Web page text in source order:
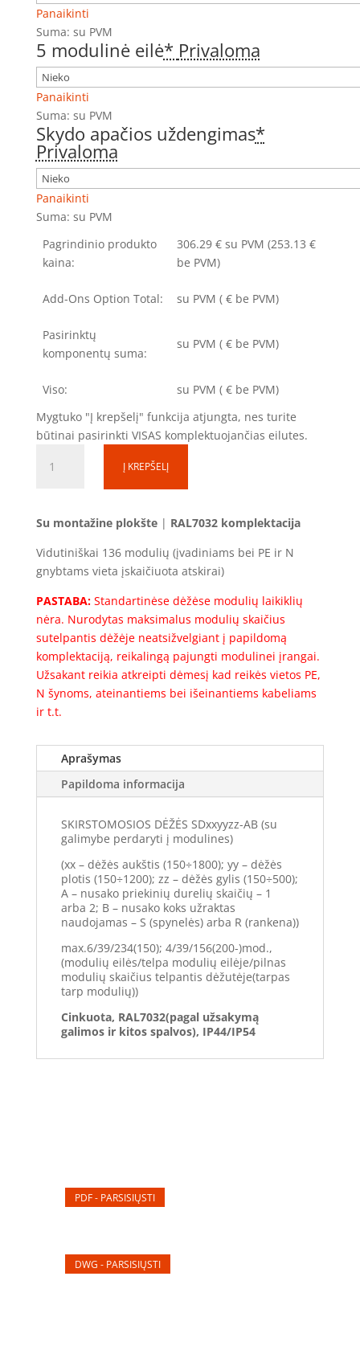
Panaikinti
Suma: su PVM
5 modulinė eilė* Privaloma
Panaikinti
Suma: su PVM
Skydo apačios uždengimas*
Privaloma
Panaikinti
Suma: su PVM
Pagrindinio produkto
kaina:
306.29 € su PVM (253.13 €
be PVM)
Add-Ons Option Total: su PVM ( € be PVM)
Pasirinktų
komponentų suma:
su PVM ( € be PVM)
Viso: su PVM ( € be PVM)
Mygtuko "Į krepšelį" funkcija atjungta, nes turite
būtinai pasirinkti VISAS komplektuojančias eilutes.
kiekis:
SD100830-
1S-
(136mod.)
(1000x800x300)
Komplektacija
Į KREPŠELĮ
Su montažine plokšte| RAL7032 komplektacija
Vidutiniškai 136 modulių (įvadiniams bei PE ir N
gnybtams vieta įskaičiuota atskirai)
PASTABA:Standartinėse dėžėse modulių laikiklių
nėra. Nurodytas maksimalus modulių skaičius
sutelpantis dėžėje neatsižvelgiant į papildomą
komplektaciją, reikalingą pajungti modulinei įrangai.
Užsakant reikia atkreipti dėmesį kad reikės vietos PE,
N šynoms, ateinantiems bei išeinantiems kabeliams
ir t.t.
Aprašymas
Papildoma informacija
SKIRSTOMOSIOS DĖŽĖS SDxxyyzz-AB (su
galimybe perdaryti į modulines)
(xx – dėžės aukštis (150÷1800); yy – dėžės
plotis (150÷1200); zz – dėžės gylis (150÷500);
A – nusako priekinių durelių skaičių – 1
arba 2; B – nusako koks užraktas
naudojamas – S (spynelės) arba R (rankena))
max.6/39/234(150); 4/39/156(200-)mod.,
(modulių eilės/telpa modulių eilėje/pilnas
modulių skaičius telpantis dėžutėje(tarpas
tarp modulių))
Cinkuota, RAL7032(pagal užsakymą
galimos ir kitos spalvos), IP44/IP54
PDF - PARSISIŲSTI
DWG - PARSISIŲSTI